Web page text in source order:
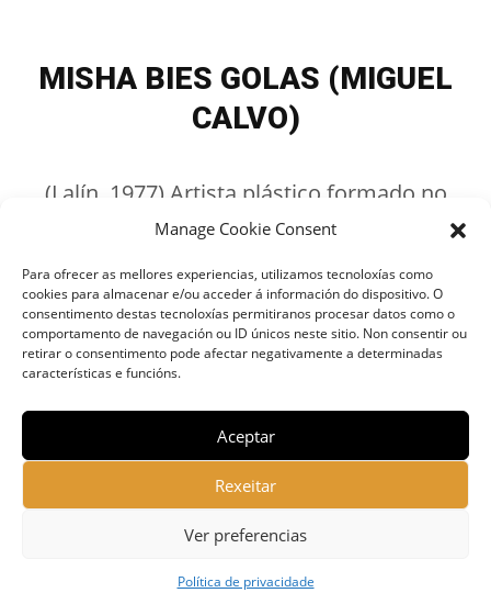
Manage Cookie Consent
Para ofrecer as mellores experiencias, utilizamos tecnoloxías como
cookies para almacenar e/ou acceder á información do dispositivo. O
consentimento destas tecnoloxías permitiranos procesar datos como o
comportamento de navegación ou ID únicos neste sitio. Non consentir ou
retirar o consentimento pode afectar negativamente a determinadas
características e funcións.
Aceptar
Rexeitar
Ver preferencias
Política de privacidade
MISHA BIES GOLAS (MIGUEL
CALVO)
(Lalín, 1977) Artista plástico formado no
campo da fotografía e do deseño.